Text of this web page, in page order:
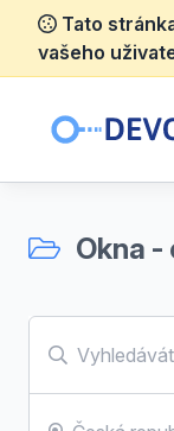
Tato
vašeho
Okna -